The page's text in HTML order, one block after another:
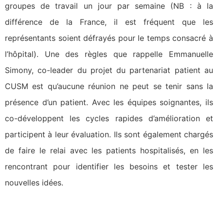
groupes de travail un jour par semaine (NB : à la
différence de la France, il est fréquent que les
représentants soient défrayés pour le temps consacré à
l’hôpital). Une des règles que rappelle Emmanuelle
Simony, co-leader du projet du partenariat patient au
CUSM est qu’aucune réunion ne peut se tenir sans la
présence d’un patient. Avec les équipes soignantes, ils
co-développent les cycles rapides d’amélioration et
participent à leur évaluation. Ils sont également chargés
de faire le relai avec les patients hospitalisés, en les
rencontrant pour identifier les besoins et tester les
nouvelles idées.